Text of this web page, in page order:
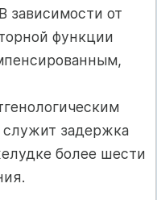
зависимости от
функции
задержка
более шести